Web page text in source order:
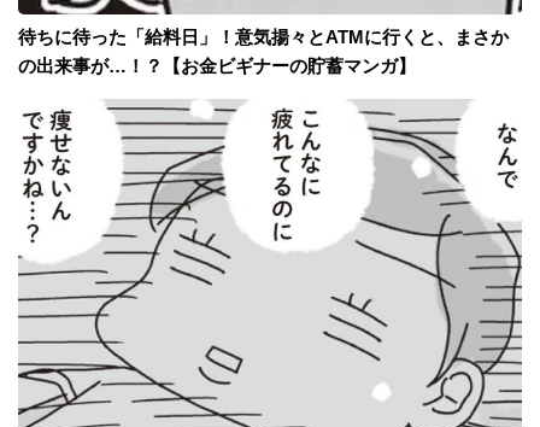
待ちに待った「給料日」！意気揚々とATMに行くと、まさか
の出来事が…！？【お金ビギナーの貯蓄マンガ】